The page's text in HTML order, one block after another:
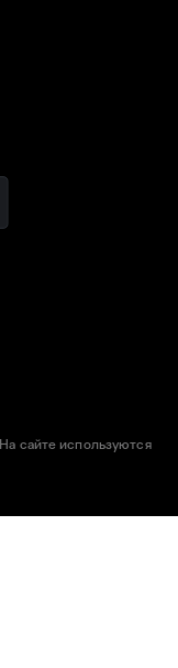
На сайте используются